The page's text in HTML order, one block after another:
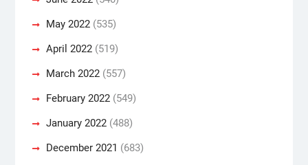
May 2022(535)
April 2022(519)
March 2022(557)
February 2022(549)
January 2022(488)
December 2021 (683)